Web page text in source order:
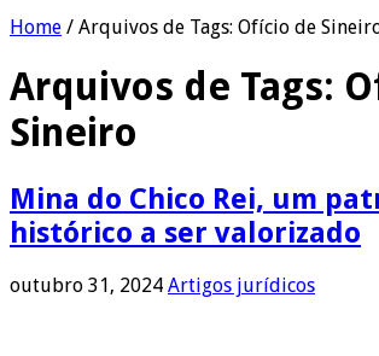
Home / Arquivos de Tags: Ofício de
Arquivos de Tags:
Sineiro
Mina do Chico Rei, um
histórico a ser valorizado
outubro 31, 2024 Artigos jurídicos